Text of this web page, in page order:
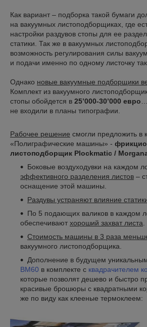
Как вариант – подборка такой бумаги
на вакуумных листоподборщиках, где
настройки раздувов стопы для ее
статики. Так же в вакуумных
возможность регулирования силы
и подачи именно по одному листочку
Однако новые вакуумные подборщики
Комплект из вакуумного
стопы обойдется в 25’000-30’000 евро
не входили в планы типографии.
Рабочее решение смогли предложить
«Полиграфические машины» -
листоподборщик Plockmatic /
Боковые воздуходувки на каждом
эффективного разделения листов –
оснащение этой машины.
Раздувы устраняют влияние
По 5 подающих валиков в каждом
обеспечивают хороший захват листа
Стоимость машины в 3 раза
вакуумного листоподборщика.
Дополнение в будущем
BM60 в комплекте с квадрачителем
которые позволят дешево и быстро
красивые брошюры с квадратными
же по виду как клееные термоклеем: